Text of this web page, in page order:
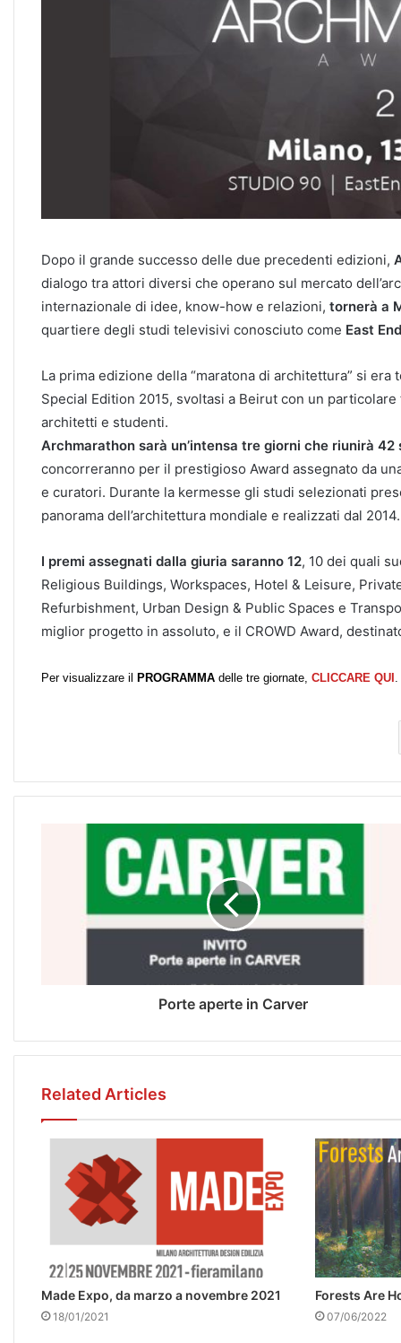
Dopo il grande successo delle due precedenti edizioni,
dialogo tra attori diversi che operano sul mercato
internazionale di idee, know-how e relazioni, tornerà a
quartiere degli studi televisivi conosciuto come East
La prima edizione della “maratona di architettura” si
Special Edition 2015, svoltasi a Beirut con un
architetti e studenti.
Archmarathon sarà un’intensa tre giorni che riunirà
concorreranno per il prestigioso Award assegnato da
e curatori. Durante la kermesse gli studi selezionati
panorama dell’architettura mondiale e realizzati dal 2014.
I premi assegnati dalla giuria saranno 12, 10 dei quali
Religious Buildings, Workspaces, Hotel & Leisure,
Refurbishment, Urban Design & Public Spaces e
miglior progetto in assoluto, e il CROWD Award,
Per visualizzare il PROGRAMMA delle tre giornate, CLICCARE QUI
Porte aperte in Carver
Related Articles
Made Expo, da marzo a novembre 2021
18/01/2021
Forests Are
07/06/2022